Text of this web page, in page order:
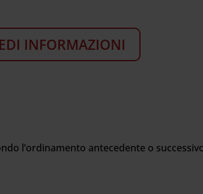
INFORMAZIONI
l’ordinamento antecedente o